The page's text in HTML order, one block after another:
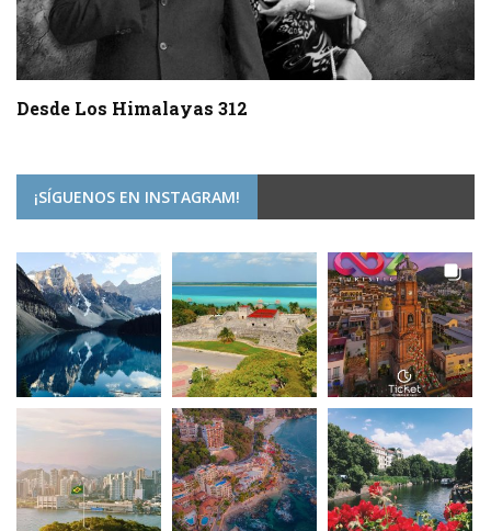
Desde Los Himalayas 312
¡SÍGUENOS EN INSTAGRAM!